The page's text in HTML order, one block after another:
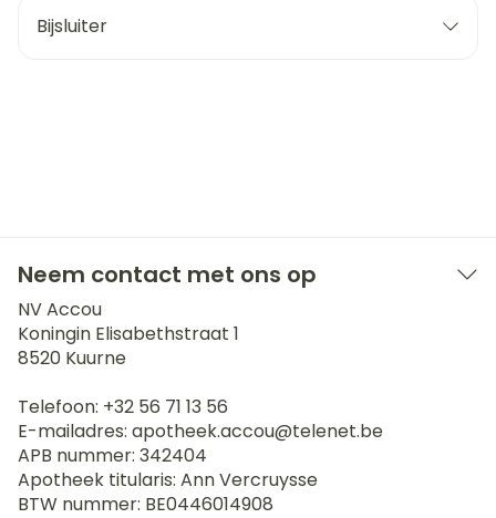
Bijsluiter
Neem contact met ons op
NV Accou
Koningin Elisabethstraat 1
8520 Kuurne
Telefoon: +32 56 71 13 56
E-mailadres: apotheek.accou@telenet.be
APB nummer: 342404
Apotheek titularis: Ann Vercruysse
BTW nummer: BE0446014908